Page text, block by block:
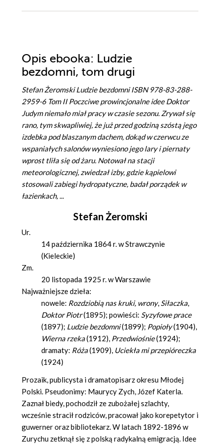
Opis ebooka: Ludzie
bezdomni, tom drugi
Stefan Żeromski Ludzie bezdomni ISBN 978-83-288-
2959-6 Tom II Poczciwe prowincjonalne idee Doktor
Judym niemało miał pracy w czasie sezonu. Zrywał się
rano, tym skwapliwiej, że już przed godziną szóstą jego
izdebka pod blaszanym dachem, dokąd w czerwcu ze
wspaniałych salonów wyniesiono jego lary i piernaty
wprost tliła się od żaru. Notował na stacji
meteorologicznej, zwiedzał izby, gdzie kąpielowi
stosowali zabiegi hydropatyczne, badał porządek w
łazienkach, ...
Stefan Żeromski
Ur.
14 października 1864 r. w Strawczynie
(Kieleckie)
Zm.
20 listopada 1925 r. w Warszawie
Najważniejsze dzieła:
nowele: Rozdziobią nas kruki, wrony, Siłaczka,
Doktor Piotr(1895); powieści: Syzyfowe prace
(1897); Ludzie bezdomni(1899); Popioły(1904),
Wierna rzeka(1912), Przedwiośnie(1924);
dramaty: Róża(1909), Uciekła mi przepióreczka
(1924)
Prozaik, publicysta i dramatopisarz okresu Młodej
Polski. Pseudonimy: Maurycy Zych, Józef Katerla.
Zaznał biedy, pochodził ze zubożałej szlachty,
wcześnie stracił rodziców, pracował jako korepetytor i
guwerner oraz bibliotekarz. W latach 1892-1896 w
Zurychu zetknął się z polską radykalną emigracją. Idee